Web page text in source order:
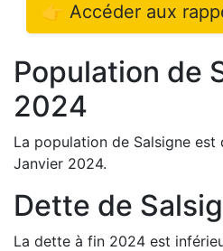
👉 Accéder aux
Population de
2024
La population de Salsigne est
Janvier 2024.
Dette de
La dette à fin 2024 est